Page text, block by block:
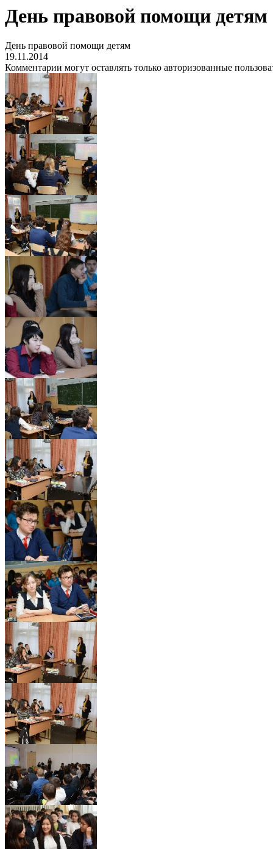
День правовой помощи детям
День правовой помощи детям
19.11.2014
Комментарии могут оставлять только авторизованные